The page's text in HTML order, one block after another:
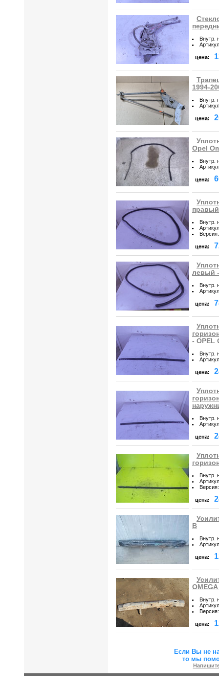
Внутр.
Артикул
цена:
1994-
Внутр.
Артикул
цена:
Opel
Внутр.
Артикул
цена:
правый
Внутр.
Артикул
Версия:
цена:
левый -
Внутр.
Артикул
цена:
- OPEL
Внутр.
Артикул
цена:
Внутр.
Артикул
цена:
Внутр.
Артикул
Версия:
цена:
B
Внутр.
Артикул
цена:
OMEGA
Внутр.
Артикул
Версия:
цена:
Если Вы не
то мы